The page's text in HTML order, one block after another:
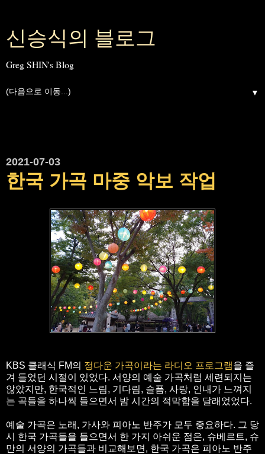
신승식의 블로그
Greg SHIN's Blog
▼
2021-07-03
한국 가곡 마중 악보 작업
KBS 클래식 FM의 정다운 가곡이라는 라디오 프로그램을 즐
겨 들었던 시절이 있었다. 서양의 예술 가곡처럼 세련되지는
않았지만, 한국적인 느림, 기다림, 슬픔, 사랑, 인내가 느껴지
는 곡들을 하나씩 들으면서 밤 시간의 적막함을 달래었었다.
예술 가곡은 노래, 가사와 피아노 반주가 모두 중요하다. 그 당
시 한국 가곡들을 들으면서 한 가지 아쉬운 점은, 슈베르트, 슈
만의 서양의 가곡들과 비교해보면, 한국 가곡은 피아노 반주